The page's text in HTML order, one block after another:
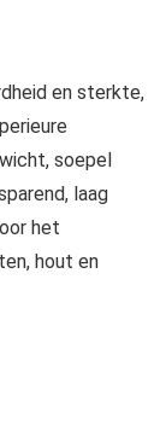
en sterkte,
soepel
laag
het
hout en